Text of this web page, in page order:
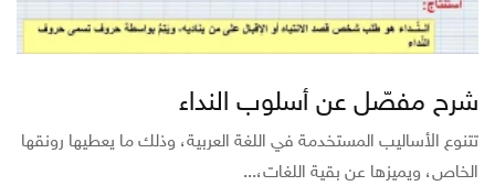
شرح مفصّل عن أسلوب النداء
تتنوع الأساليب المستخدمة في اللغة العربية، وذلك ما يعطيها رونقها
الخاص، ويميزها عن بقية اللغات،...